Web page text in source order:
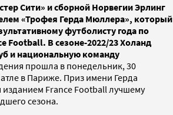
Сити» и сборной Норвегии Эрлинг
«Трофея Герда Мюллера», который
футболисту года по
Football. В сезоне-2022/23 Холанд
и национальную команду
прошла в понедельник, 30
в Париже. Приз имени Герда
France Football лучшему
сезона.